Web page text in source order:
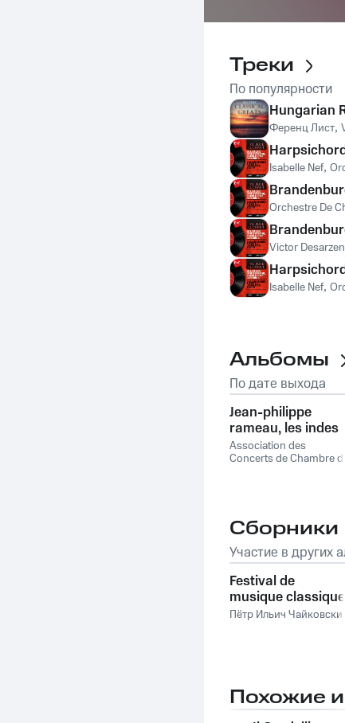
Треки
По популярности
Hungarian
Ференц Лист,
Isabelle Nef,
Orchestre De
Victor
Isabelle Nef,
Альбомы
По дате выхода
Jean-philippe
rameau, les indes
galantes, opéra-
ballet, platée,
Association des
Concerts de Chambre de
Desarzens,Жан-
Филипп Рамо
Сборники
Участие в других
Festival de
musique classique
légère
Пётр Ильич Чайковский
Похожие